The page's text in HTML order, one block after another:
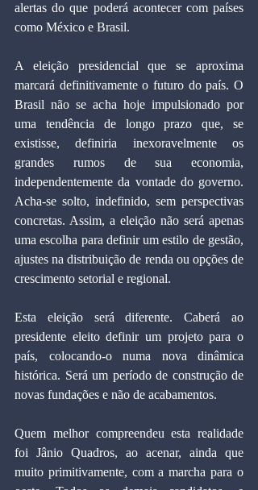
alertas do que poderá acontecer com países
como México e Brasil.
A eleição presidencial que se aproxima
marcará definitivamente o futuro do país. O
Brasil não se acha hoje impulsionado por
uma tendência de longo prazo que, se
existisse, definiria inexoravelmente os
grandes rumos de sua economia,
independentemente da vontade do governo.
Acha-se solto, indefinido, sem perspectivas
concretas. Assim, a eleição não será apenas
uma escolha para definir um estilo de gestão,
ajustes na distribuição de renda ou opções de
crescimento setorial e regional.
Esta eleição será diferente. Caberá ao
presidente eleito definir um projeto para o
país, colocando-o numa nova dinâmica
histórica. Será um período de construção de
novas fundações e não de acabamentos.
Quem melhor compreendeu esta realidade
foi Jânio Quadros, ao acenar, ainda que
muito primitivamente, com a marcha para o